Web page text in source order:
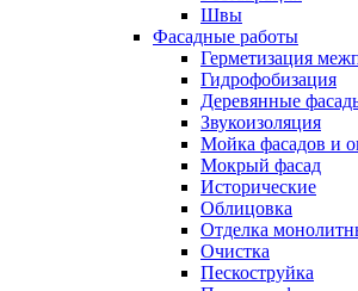
Швы
Фасадные работы
Герметизация
Гидрофобизация
Деревянные
Звукоизоляция
Мойка фасадов и
Мокрый фасад
Исторические
Облицовка
Отделка
Очистка
Пескоструйка